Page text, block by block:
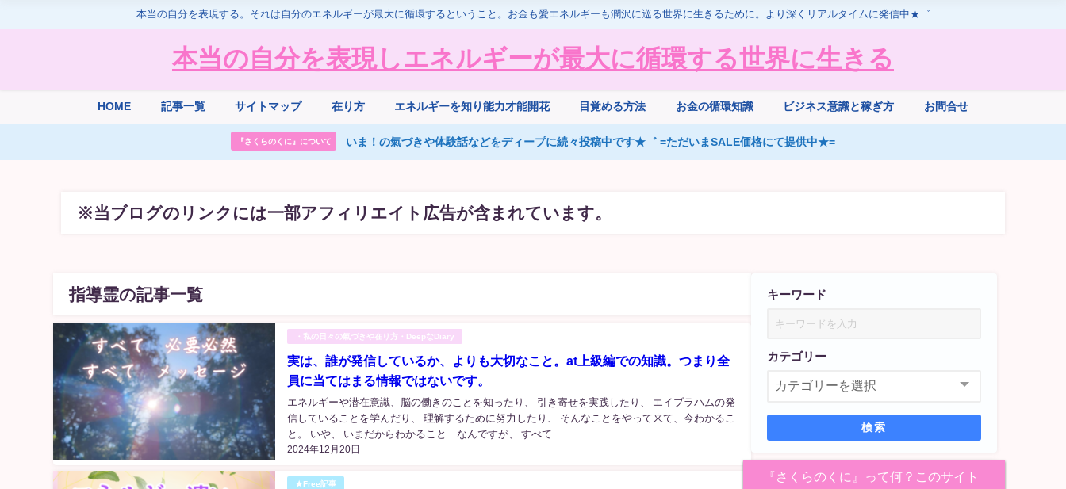
本当の自分を表現する。それは自分のエネルギーが最大に循環するということ。お金も愛エネルギーも潤沢に巡る世界に生きるために。より深くリアルタイムに発信中★゛
本当の自分を表現しエネルギーが最大に循環する世界に生きる
HOME 記事一覧 サイトマップ 在り方 エネルギーを知り能力才能開花 目覚める方法 お金の循環知識 ビジネス意識と稼ぎ方 お問合せ
『さくらのくに』について いま！の氣づきや体験話などをディープに続々投稿中です★゛ =ただいまSALE価格にて提供中★=
※当ブログのリンクには一部アフィリエイト広告が含まれています。
指導霊の記事一覧
・私の日々の氣づきや在り方・DeepなDiary
実は、誰が発信しているか、よりも大切なこと。at上級編での知識。つまり全
員に当てはまる情報ではないです。
2024年12月20日
エネルギーや潜在意識、脳の働きのことを知ったり、 引き寄せを実践したり、 エイブラハムの発
信していることを学んだり、 理解するために努力したり、 そんなことをやって来て、今わかるこ
と。 いや、 いまだからわかること なんですが、 すべて...
★Free記事
キーワード
カテゴリー
検索
『さくらのくに』って何？このサイト